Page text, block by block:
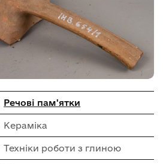
Речові пам'ятки
Кераміка
Техніки роботи з глиною